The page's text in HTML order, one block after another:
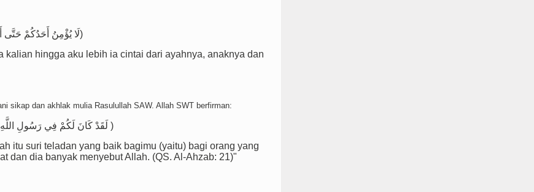
لَا يُؤْمِنُ أَحَدُكُمْ حَتَّى أَكُوْنَ أَحَبَّ إِلَيْهِ مِنْ وَالِدِهِ وَوَلِدِهِ وَالنَّاسِ أَجْمَعِينَ رَوَاهُ الْبُخَارِيُّ)
hingga aku lebih ia cintai dari ayahnya, anaknya dan
sikap dan akhlak mulia Rasulullah SAW. Allah SWT berfirman:
لَقَدْ كَانَ لَكُمْ فِي رَسُولِ اللَّهِ أُسْوَةٌ حَسَنَةٌ لِمَن كَانَ يَرْجُوا اللَّهَ وَالْيَوْمَ الْآخِرَ وَذَكَرَ اللَّهَ كَثِيرًا )
itu suri teladan yang baik bagimu (yaitu) bagi orang yang
dan dia banyak menyebut Allah. (QS. Al-Ahzab: 21)"